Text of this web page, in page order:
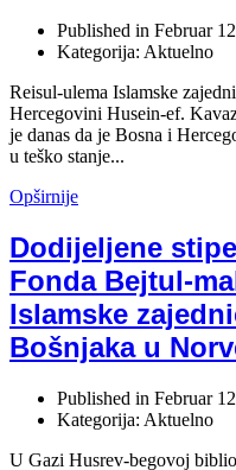
Published in Februar
Kategorija: Aktuelno
Reisul-ulema Islamske
Hercegovini Husein-ef.
je danas da je Bosna i
u teško stanje...
Opširnije
Dodijeljene
Fonda Bejtul-
Islamske
Bošnjaka u
Published in Februar
Kategorija: Aktuelno
U Gazi Husrev-begovoj